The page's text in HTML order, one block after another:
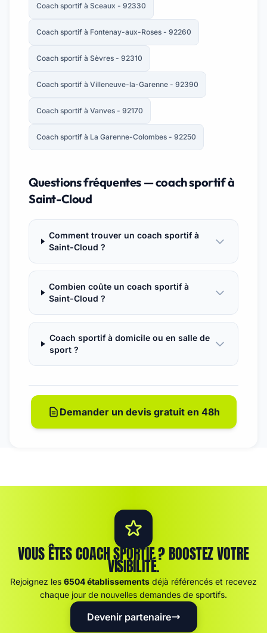
Coach sportif à Sceaux - 92330
Coach sportif à Fontenay-aux-Roses - 92260
Coach sportif à Sèvres - 92310
Coach sportif à Villeneuve-la-Garenne - 92390
Coach sportif à Vanves - 92170
Coach sportif à La Garenne-Colombes - 92250
Questions fréquentes — coach sportif à
Saint-Cloud
Comment trouver un coach sportif à
Saint-Cloud ?
Combien coûte un coach sportif à
Saint-Cloud ?
Coach sportif à domicile ou en salle de
sport ?
Demander un devis gratuit en 48h
VOUS ÊTES COACH SPORTIF ? BOOSTEZ VOTRE
VISIBILITÉ.
Rejoignez les 6504 établissements déjà référencés et recevez
chaque jour de nouvelles demandes de sportifs.
Devenir partenaire